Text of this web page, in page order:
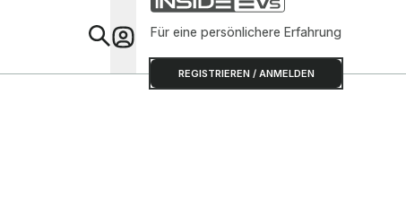
Für eine persönlichere Erfahrung
REGISTRIEREN / ANMELDEN